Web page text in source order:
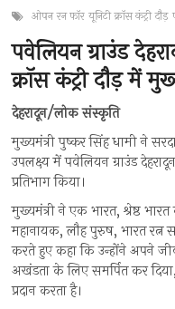
ओपन रन फॉर यूनिटी क्रॉस कंट्री दौड़
पवेलियन ग्राउंड
क्रॉस कंट्री दौड़ में
देहरादून/लोक संस्कृति
मुख्यमंत्री पुष्कर सिंह धामी ने
उपलक्ष्य में पवेलियन ग्राउंड
प्रतिभाग किया।
मुख्यमंत्री ने एक भारत, श्रेष्ठ
महानायक, लौह पुरुष, भारत रत्न
करते हुए कहा कि उन्होंने अपने
अखंडता के लिए समर्पित कर
प्रदान करता है।